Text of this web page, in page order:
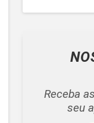
Receba
seu